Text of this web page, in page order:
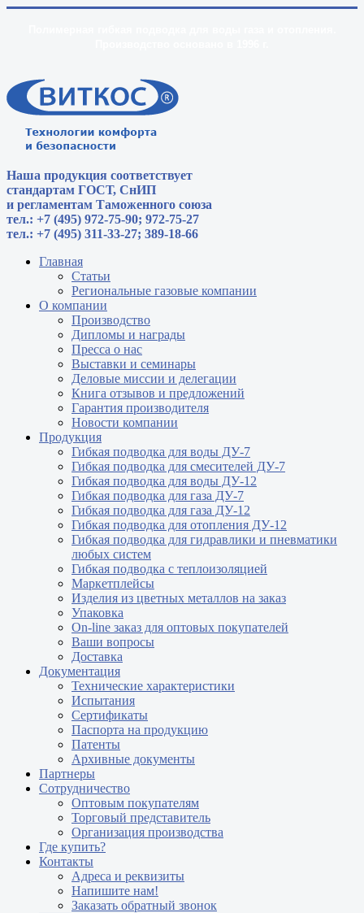
Наша продукция соответствует
стандартам ГОСТ, СнИП
и регламентам Таможенного союза
тел.: +7 (495) 972-75-90; 972-75-27
тел.: +7 (495) 311-33-27; 389-18-66
Главная
Статьи
Региональные газовые компании
О компании
Производство
Дипломы и награды
Пресса о нас
Выставки и семинары
Деловые миссии и делегации
Книга отзывов и предложений
Гарантия производителя
Новости компании
Продукция
Гибкая подводка для воды ДУ-7
Гибкая подводка для смесителей ДУ-7
Гибкая подводка для воды ДУ-12
Гибкая подводка для газа ДУ-7
Гибкая подводка для газа ДУ-12
Гибкая подводка для отопления ДУ-12
Гибкая подводка для гидравлики и пневматики
любых систем
Гибкая подводка с теплоизоляцией
Маркетплейсы
Изделия из цветных металлов на заказ
Упаковка
On-line заказ для оптовых покупателей
Ваши вопросы
Доставка
Документация
Технические характеристики
Испытания
Сертификаты
Паспорта на продукцию
Патенты
Архивные документы
Партнеры
Сотрудничество
Оптовым покупателям
Торговый представитель
Организация производства
Где купить?
Контакты
Адреса и реквизиты
Напишите нам!
Заказать обратный звонок